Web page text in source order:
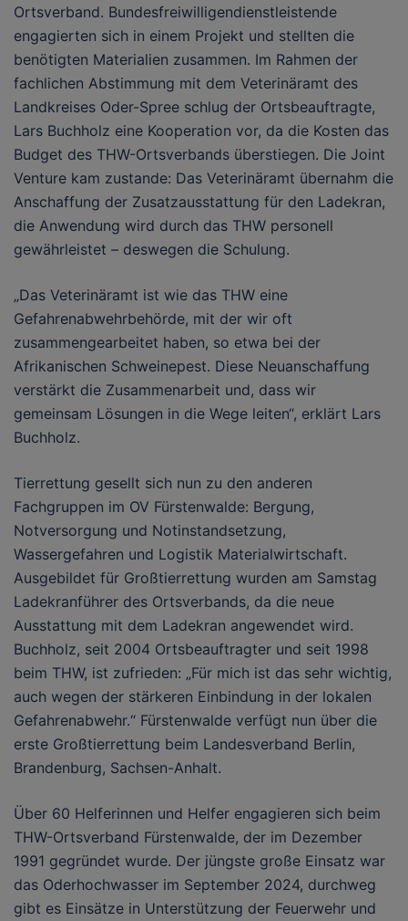
Ortsverband. Bundesfreiwilligendienstleistende
engagierten sich in einem Projekt und stellten die
benötigten Materialien zusammen. Im Rahmen der
fachlichen Abstimmung mit dem Veterinäramt des
Landkreises Oder-Spree schlug der Ortsbeauftragte,
Lars Buchholz eine Kooperation vor, da die Kosten das
Budget des THW-Ortsverbands überstiegen. Die Joint
Venture kam zustande: Das Veterinäramt übernahm die
Anschaffung der Zusatzausstattung für den Ladekran,
die Anwendung wird durch das THW personell
gewährleistet – deswegen die Schulung.
„Das Veterinäramt ist wie das THW eine
Gefahrenabwehrbehörde, mit der wir oft
zusammengearbeitet haben, so etwa bei der
Afrikanischen Schweinepest. Diese Neuanschaffung
verstärkt die Zusammenarbeit und, dass wir
gemeinsam Lösungen in die Wege leiten“, erklärt Lars
Buchholz.
Tierrettung gesellt sich nun zu den anderen
Fachgruppen im OV Fürstenwalde: Bergung,
Notversorgung und Notinstandsetzung,
Wassergefahren und Logistik Materialwirtschaft.
Ausgebildet für Großtierrettung wurden am Samstag
Ladekranführer des Ortsverbands, da die neue
Ausstattung mit dem Ladekran angewendet wird.
Buchholz, seit 2004 Ortsbeauftragter und seit 1998
beim THW, ist zufrieden: „Für mich ist das sehr wichtig,
auch wegen der stärkeren Einbindung in der lokalen
Gefahrenabwehr.“ Fürstenwalde verfügt nun über die
erste Großtierrettung beim Landesverband Berlin,
Brandenburg, Sachsen-Anhalt.
Über 60 Helferinnen und Helfer engagieren sich beim
THW-Ortsverband Fürstenwalde, der im Dezember
1991 gegründet wurde. Der jüngste große Einsatz war
das Oderhochwasser im September 2024, durchweg
gibt es Einsätze in Unterstützung der Feuerwehr und